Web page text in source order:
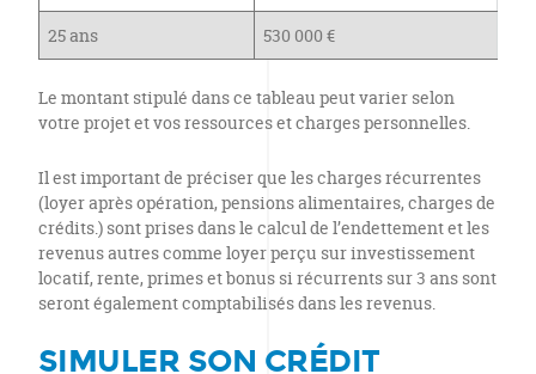
25 ans 530 000 €
Le montant stipulé dans ce tableau peut varier selon
votre projet et vos ressources et charges personnelles.
Il est important de préciser que les charges récurrentes
(loyer après opération, pensions alimentaires, charges de
crédits.) sont prises dans le calcul de l’endettement et les
revenus autres comme loyer perçu sur investissement
locatif, rente, primes et bonus si récurrents sur 3 ans sont
seront également comptabilisés dans les revenus.
SIMULER SON CRÉDIT